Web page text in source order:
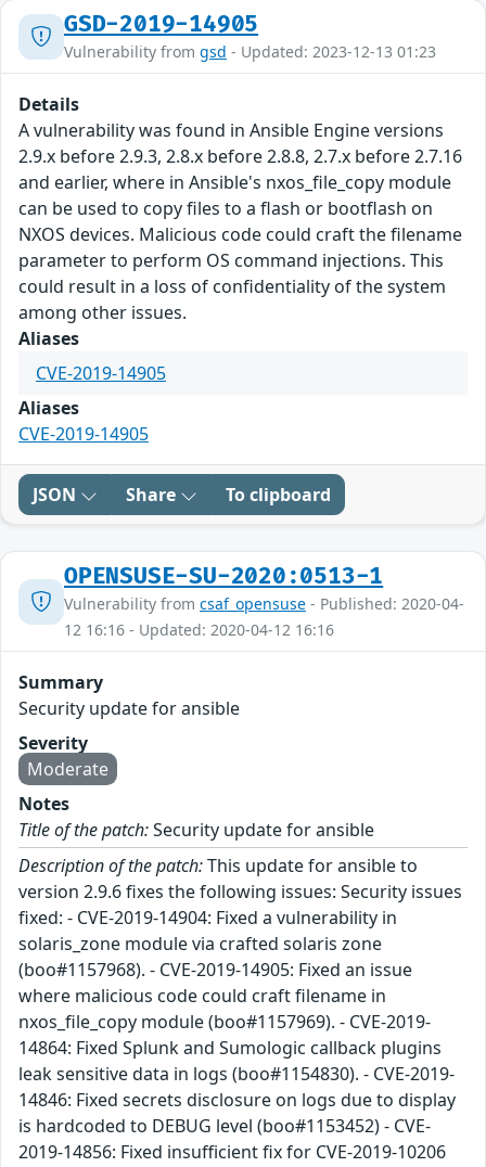
GSD-2019-14905
Vulnerability from gsd - Updated: 2023-12-13 01:23
Details
A vulnerability was found in Ansible Engine versions
2.9.x before 2.9.3, 2.8.x before 2.8.8, 2.7.x before 2.7.16
and earlier, where in Ansible's nxos_file_copy module
can be used to copy files to a flash or bootflash on
NXOS devices. Malicious code could craft the filename
parameter to perform OS command injections. This
could result in a loss of confidentiality of the system
among other issues.
Aliases
CVE-2019-14905
Aliases
CVE-2019-14905
JSON Share To clipboard
OPENSUSE-SU-2020:0513-1
Vulnerability from csaf_opensuse - Published: 2020-04-
12 16:16 - Updated: 2020-04-12 16:16
Summary
Security update for ansible
Severity
Moderate
Notes
Title of the patch:Security update for ansible
Description of the patch:This update for ansible to
version 2.9.6 fixes the following issues: Security issues
fixed: - CVE-2019-14904: Fixed a vulnerability in
solaris_zone module via crafted solaris zone
(boo#1157968). - CVE-2019-14905: Fixed an issue
where malicious code could craft filename in
nxos_file_copy module (boo#1157969). - CVE-2019-
14864: Fixed Splunk and Sumologic callback plugins
leak sensitive data in logs (boo#1154830). - CVE-2019-
14846: Fixed secrets disclosure on logs due to display
is hardcoded to DEBUG level (boo#1153452) - CVE-
2019-14856: Fixed insufficient fix for CVE-2019-10206